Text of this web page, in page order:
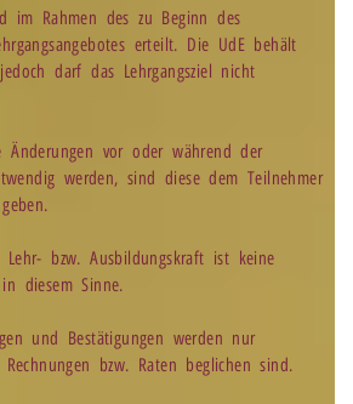
im Rahmen des zu Beginn des
erteilt. Die UdE behält
darf das Lehrgangsziel nicht
Änderungen vor oder während der
werden, sind diese dem Teilnehmer
bzw. Ausbildungskraft ist keine
diesem Sinne.
und Bestätigungen werden nur
bzw. Raten beglichen sind.